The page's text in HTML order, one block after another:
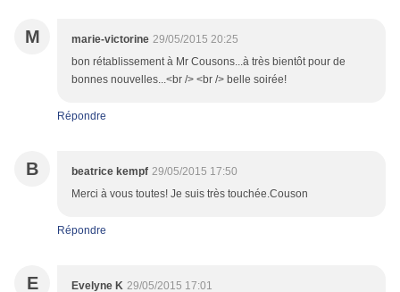
M marie-victorine 29/05/2015 20:25
bon rétablissement à Mr Cousons...à très bientôt pour de
bonnes nouvelles...<br /> <br /> belle soirée!
Répondre
B beatrice kempf 29/05/2015 17:50
Merci à vous toutes! Je suis très touchée.Couson
Répondre
E Evelyne K 29/05/2015 17:01